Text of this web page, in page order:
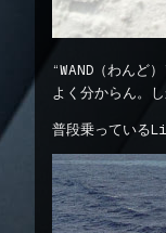
“WAND（わんど
よく分からん。
普段乗っている